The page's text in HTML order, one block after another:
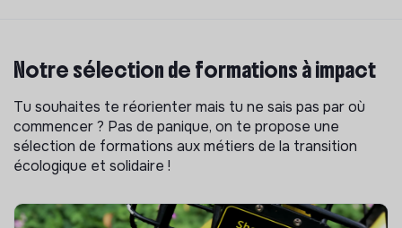
Notre sélection de formations à impact
Tu souhaites te réorienter mais tu ne sais pas par où
commencer ? Pas de panique, on te propose une
sélection de formations aux métiers de la transition
écologique et solidaire !